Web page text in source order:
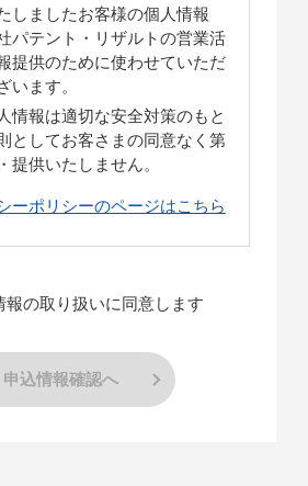
しましたお客様の個人情報
パテント・リザルトの営業活
提供のために使わせていただ
います。
情報は適切な安全対策のもと
としてお客さまの同意なく第
提供いたしません。
ーポリシーのページはこちら
報の取り扱いに同意します
申込情報確認へ